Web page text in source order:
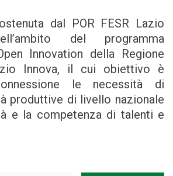
dal POR FESR Lazio
del programma
Innovation della Regione
Innova, il cui obiettivo è
le necessità di
produttive di livello nazionale
e la competenza di talenti e